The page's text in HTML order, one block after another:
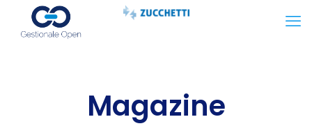
Magazine